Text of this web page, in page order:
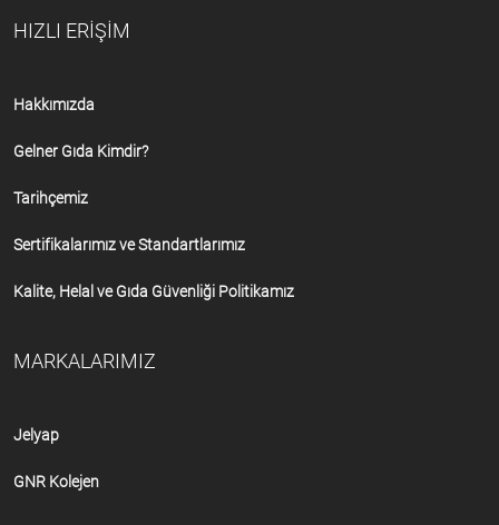
HIZLI ERİŞİM
Hakkımızda
Gelner Gıda Kimdir?
Tarihçemiz
Sertifikalarımız ve Standartlarımız
Kalite, Helal ve Gıda Güvenliği Politikamız
MARKALARIMIZ
Jelyap
GNR Kolejen